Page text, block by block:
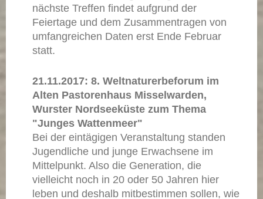
nächste Treffen findet aufgrund der
Feiertage und dem Zusammentragen von
umfangreichen Daten erst Ende Februar
statt.
21.11.2017: 8. Weltnaturerbeforum im
Alten Pastorenhaus Misselwarden,
Wurster Nordseeküste zum Thema
"Junges Wattenmeer"
Bei der eintägigen Veranstaltung standen
Jugendliche und junge Erwachsene im
Mittelpunkt. Also die Generation, die
vielleicht noch in 20 oder 50 Jahren hier
leben und deshalb mitbestimmen sollen, wie